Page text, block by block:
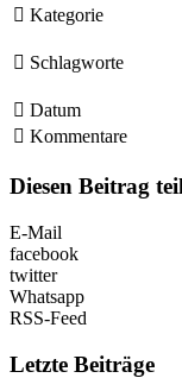
Kategorie
Schlagworte
Datum
Kommentare
Diesen Beitrag
E-Mail
facebook
twitter
Whatsapp
RSS-Feed
Letzte Beiträge